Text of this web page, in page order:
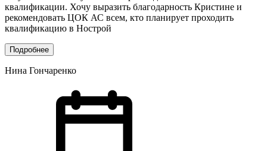
квалификации. Хочу выразить благодарность Кристине и
рекомендовать ЦОК АС всем, кто планирует проходить
квалификацию в Нострой
Подробнее
Нина Гончаренко